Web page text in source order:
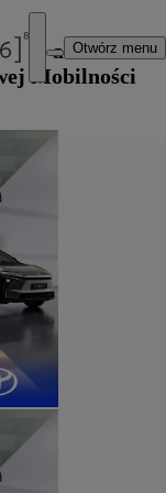
Otwórz menu
auta
Mobilności